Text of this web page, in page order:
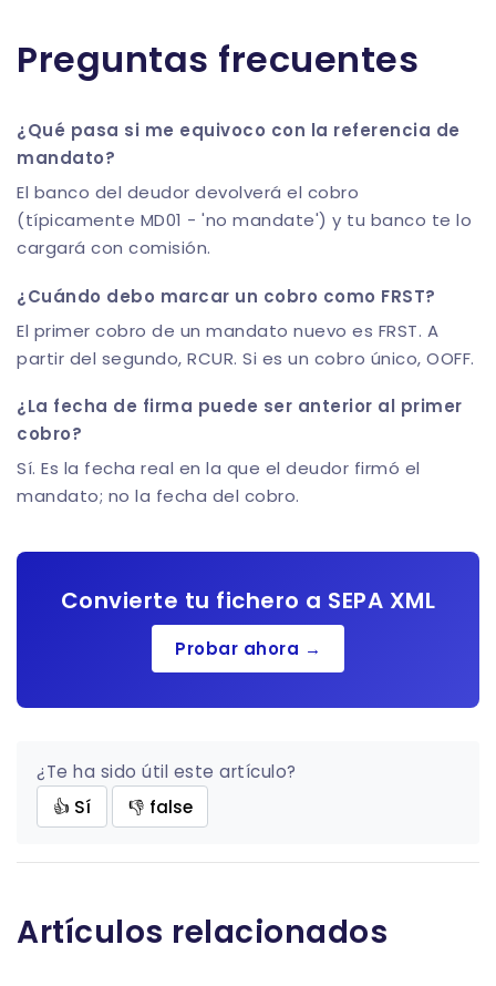
Preguntas frecuentes
¿Qué pasa si me equivoco con la referencia de
mandato?
El banco del deudor devolverá el cobro
(típicamente MD01 - 'no mandate') y tu banco te lo
cargará con comisión.
¿Cuándo debo marcar un cobro como FRST?
El primer cobro de un mandato nuevo es FRST. A
partir del segundo, RCUR. Si es un cobro único, OOFF.
¿La fecha de firma puede ser anterior al primer
cobro?
Sí. Es la fecha real en la que el deudor firmó el
mandato; no la fecha del cobro.
Convierte tu fichero a SEPA XML
Probar ahora →
¿Te ha sido útil este artículo?
👍 Sí
👎 false
Artículos relacionados